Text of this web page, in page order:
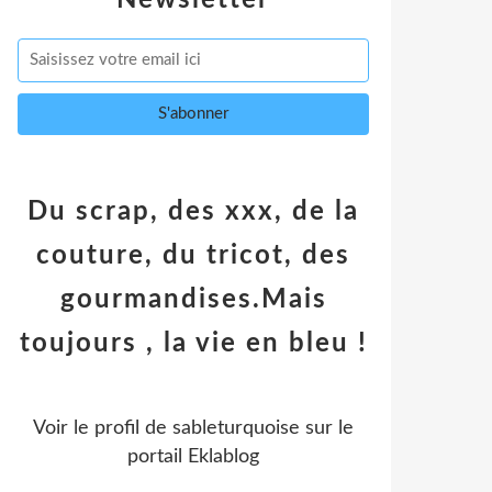
Du scrap, des xxx, de la
couture, du tricot, des
gourmandises.Mais
toujours , la vie en bleu !
Voir le profil de sableturquoise sur le
portail Eklablog